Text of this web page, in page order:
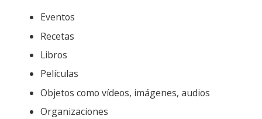
Eventos
Recetas
Libros
Películas
Objetos como vídeos, imágenes, audios
Organizaciones